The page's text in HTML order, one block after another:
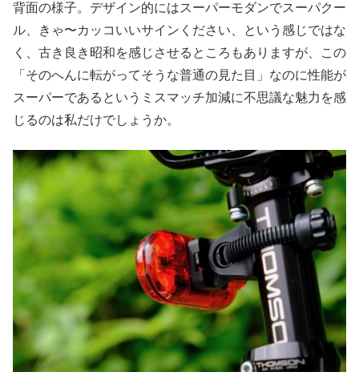
背面の様子。デザイン的にはスーパーモダンでスーパクー
ル、きゃ〜カッコいいサインください、という感じではな
く、古き良き昭和を感じさせるところもありますが、この
「そのへんに転がってそうな普通の見た目」なのに性能が
スーパーであるというミスマッチ加減に不思議な魅力を感
じるのは私だけでしょうか。